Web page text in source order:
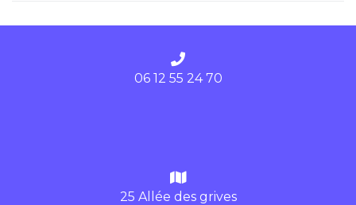
06 12 55 24 70
25 Allée des grives